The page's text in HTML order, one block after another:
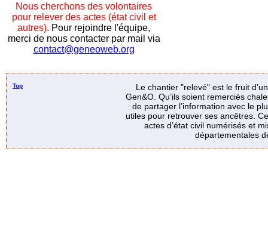
Nous cherchons des volontaires
pour relever des actes (état civil et
autres). Pour rejoindre l'équipe,
merci de nous contacter par mail via
contact@geneoweb.org
Top
Le chantier "relevé" est le fruit
Gen&O. Qu’ils soient remerciés
de partager l’information avec le
utiles pour retrouver ses ancêtres.
actes d’état civil numérisés et
départementales